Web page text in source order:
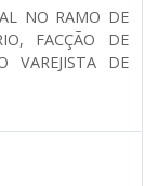
NO RAMO DE
FACÇÃO DE
VAREJISTA DE